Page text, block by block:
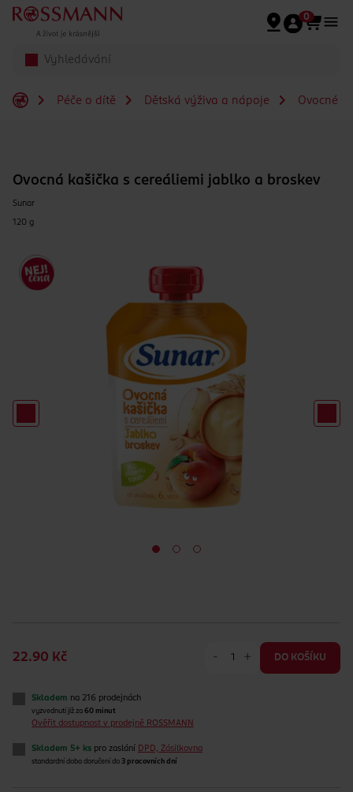
Přeskočit na hlavmní obsah
0
Péče o dítě Dětská výživa a nápoje Ovocné
Ovocná kašička s cereáliemi jablko a broskev
Sunar
120 g
22.90 Kč - + DO KOŠÍKU
Skladem na 216 prodejnách
vyzvednutí již za 60 minut
Ověřit dostupnost v prodejně ROSSMANN
Skladem 5+ ks pro zaslání DPD, Zásilkovna
standardní doba doručení do 3 pracovních dní